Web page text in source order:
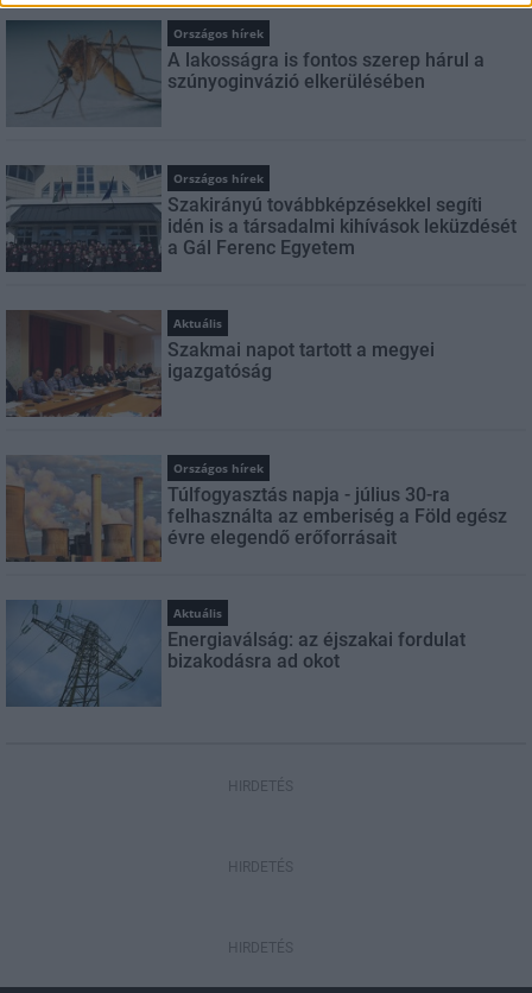
Országos hírek
A lakosságra is fontos szerep hárul a
szúnyoginvázió elkerülésében
Országos hírek
Szakirányú továbbképzésekkel segíti
idén is a társadalmi kihívások leküzdését
a Gál Ferenc Egyetem
Aktuális
Szakmai napot tartott a megyei
igazgatóság
Országos hírek
Túlfogyasztás napja - július 30-ra
felhasználta az emberiség a Föld egész
évre elegendő erőforrásait
Aktuális
Energiaválság: az éjszakai fordulat
bizakodásra ad okot
HIRDETÉS
HIRDETÉS
HIRDETÉS